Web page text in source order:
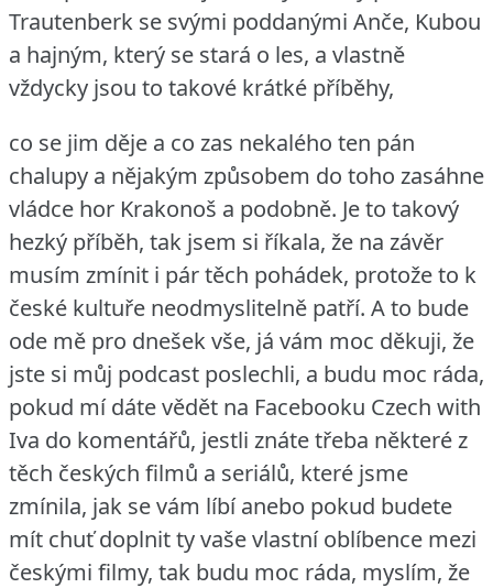
Trautenberk se svými poddanými Anče, Kubou
a hajným, který se stará o les, a vlastně
vždycky jsou to takové krátké příběhy,
co se jim děje a co zas nekalého ten pán
chalupy a nějakým způsobem do toho zasáhne
vládce hor Krakonoš a podobně. Je to takový
hezký příběh, tak jsem si říkala, že na závěr
musím zmínit i pár těch pohádek, protože to k
české kultuře neodmyslitelně patří. A to bude
ode mě pro dnešek vše, já vám moc děkuji, že
jste si můj podcast poslechli, a budu moc ráda,
pokud mí dáte vědět na Facebooku Czech with
Iva do komentářů, jestli znáte třeba některé z
těch českých filmů a seriálů, které jsme
zmínila, jak se vám líbí anebo pokud budete
mít chuť doplnit ty vaše vlastní oblíbence mezi
českými filmy, tak budu moc ráda, myslím, že